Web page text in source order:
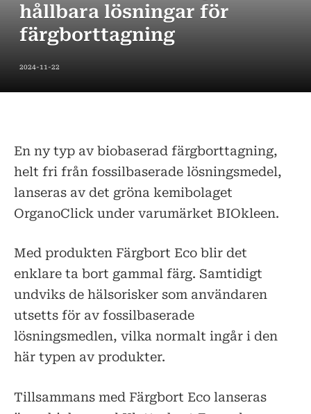
hållbara lösningar för
färgborttagning
2024-11-22
En ny typ av biobaserad färgborttagning,
helt fri från fossilbaserade lösningsmedel,
lanseras av det gröna kemibolaget
OrganoClick under varumärket BIOkleen.
Med produkten Färgbort Eco blir det
enklare ta bort gammal färg. Samtidigt
undviks de hälsorisker som användaren
utsetts för av fossilbaserade
lösningsmedlen, vilka normalt ingår i den
här typen av produkter.
Tillsammans med Färgbort Eco lanseras